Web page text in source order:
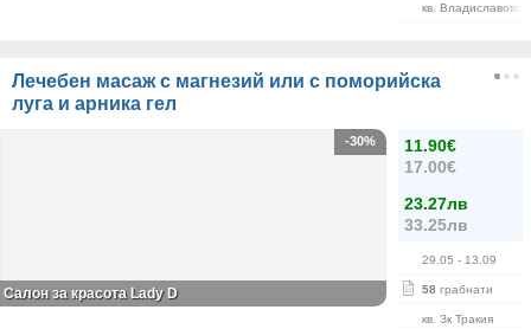
кв. Владиславово
Лечебен масаж с магнезий или с поморийска
луга и арника гел
11.90€
17.00€
23.27лв
33.25лв
29.05 - 13.09
58 грабнати
кв. Зк Тракия
-30%
Салон за красота Lady D